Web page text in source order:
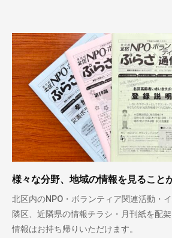
様々な分野、地域の情報を見ること
北区内のNPO・ボランティア関連活動・
隣区、近隣県の情報チラシ・月刊紙を配
情報はお持ち帰りいただけます。